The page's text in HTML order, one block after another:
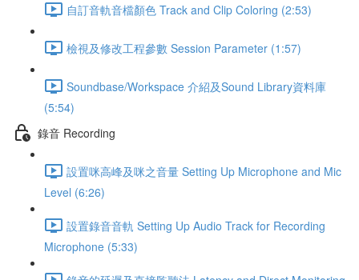
自訂音軌音檔顏色 Track and Clip Coloring (2:53)
檢視及修改工程參數 Session Parameter (1:57)
Soundbase/Workspace 介紹及Sound Library資料庫
(5:54)
錄音 Recording
設置咪高峰及咪之音量 Setting Up Microphone and Mic
Level (6:26)
設置錄音音軌 Setting Up Audio Track for Recording
Microphone (5:33)